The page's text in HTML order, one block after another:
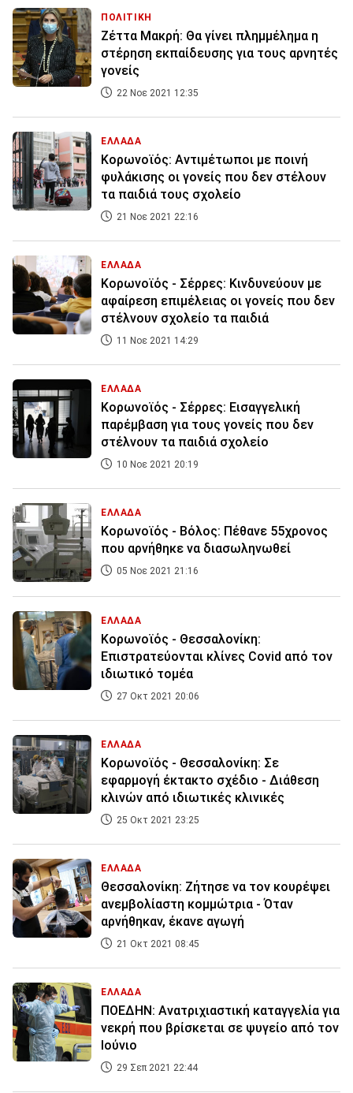
ΠΟΛΙΤΙΚΗ
Ζέττα Μακρή: Θα γίνει πλημμέλημα η
στέρηση εκπαίδευσης για τους αρνητές
γονείς
22 Νοε 2021 12:35
ΕΛΛΑΔΑ
Κορωνοϊός: Αντιμέτωποι με ποινή
φυλάκισης οι γονείς που δεν στέλουν
τα παιδιά τους σχολείο
21 Νοε 2021 22:16
ΕΛΛΑΔΑ
Κορωνοϊός - Σέρρες: Κινδυνεύουν με
αφαίρεση επιμέλειας οι γονείς που δεν
στέλνουν σχολείο τα παιδιά
11 Νοε 2021 14:29
ΕΛΛΑΔΑ
Κορωνοϊός - Σέρρες: Εισαγγελική
παρέμβαση για τους γονείς που δεν
στέλνουν τα παιδιά σχολείο
10 Νοε 2021 20:19
ΕΛΛΑΔΑ
Κορωνοϊός - Βόλος: Πέθανε 55χρονος
που αρνήθηκε να διασωληνωθεί
05 Νοε 2021 21:16
ΕΛΛΑΔΑ
Κορωνοϊός - Θεσσαλονίκη:
Επιστρατεύονται κλίνες Covid από τον
ιδιωτικό τομέα
27 Οκτ 2021 20:06
ΕΛΛΑΔΑ
Κορωνοϊός - Θεσσαλονίκη: Σε
εφαρμογή έκτακτο σχέδιο - Διάθεση
κλινών από ιδιωτικές κλινικές
25 Οκτ 2021 23:25
ΕΛΛΑΔΑ
Θεσσαλονίκη: Ζήτησε να τον κουρέψει
ανεμβολίαστη κομμώτρια - Όταν
αρνήθηκαν, έκανε αγωγή
21 Οκτ 2021 08:45
ΕΛΛΑΔΑ
ΠΟΕΔΗΝ: Ανατριχιαστική καταγγελία για
νεκρή που βρίσκεται σε ψυγείο από τον
Ιούνιο
29 Σεπ 2021 22:44